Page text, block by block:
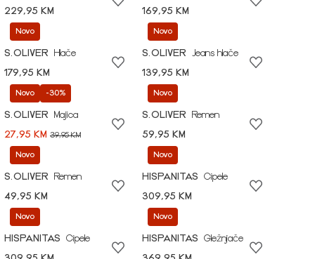
229,95 KM
169,95 KM
Novo
S.OLIVER
Hlače
179,95 KM
Novo
S.OLIVER
Jeans hlače
139,95 KM
Novo -30%
S.OLIVER
Majica
27,95 KM 39,95 KM
Novo
S.OLIVER
Remen
59,95 KM
Novo
S.OLIVER
Remen
49,95 KM
Novo
HISPANITAS
Cipele
309,95 KM
Novo
HISPANITAS
Cipele
Novo
HISPANITAS
Gležnjače